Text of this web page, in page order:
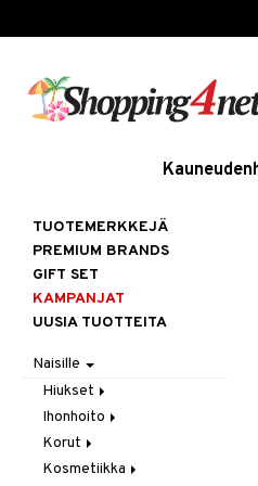
TUOTEMERKKEJÄ
PREMIUM BRANDS
GIFT SET
KAMPANJAT
UUSIA TUOTTEITA
Naisille
Hiukset
Gift Set
Harjat / Kammat
Hiuskuurit
Ihonhoito
Aurinkotuotteet
Erikoistuotteet
Korut
Kaulakorut
Kosmetiikka